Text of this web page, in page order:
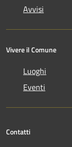
Avvisi
Vivere il Comune
Luoghi
Eventi
Contatti